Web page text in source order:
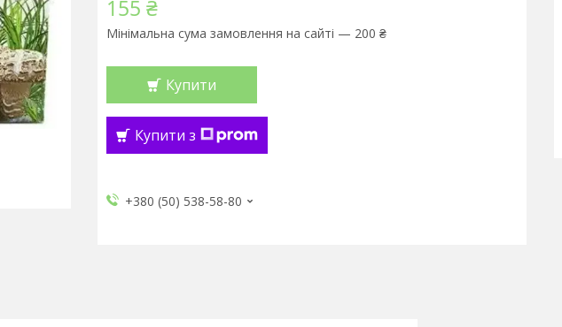
155 ₴
Мінімальна сума замовлення на сайті — 200 ₴
Купити
Купити з
+380 (50) 538-58-80